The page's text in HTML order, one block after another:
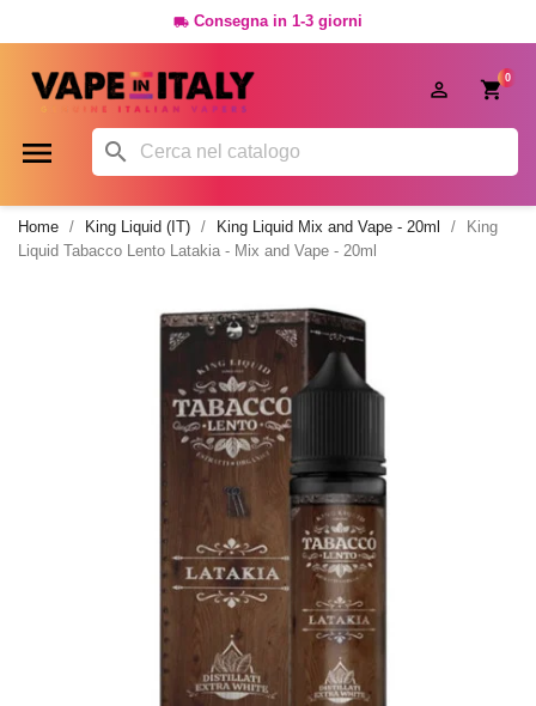
 Consegna in 1-3 giorni
0

 
Home King Liquid (IT) King Liquid Mix and Vape - 20ml
King
Liquid Tabacco Lento Latakia - Mix and Vape - 20ml